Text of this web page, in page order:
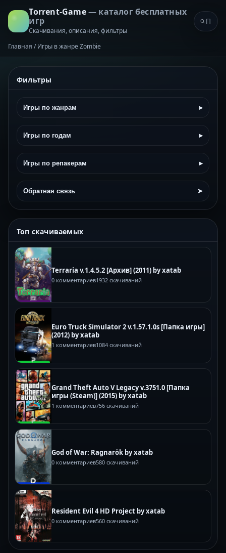
Torrent-Game— каталог бесплатных
игр
Скачивания, описания, фильтры
Главная / Игры в жанре Zombie
Фильтры
Игры по жанрам ▸
Игры по годам ▸
Игры по репакерам ▸
Обратная связь ➤
Топ скачиваемых
Terraria v.1.4.5.2 [Архив] (2011) by xatab
0 комментариев1932 скачиваний
Euro Truck Simulator 2 v.1.57.1.0s [Папка игры]
(2012) by xatab
1 комментариев1084 скачиваний
Grand Theft Auto V Legacy v.3751.0 [Папка
игры (Steam)] (2015) by xatab
1 комментариев756 скачиваний
God of War: Ragnarök by xatab
0 комментариев580 скачиваний
Resident Evil 4 HD Project by xatab
0 комментариев560 скачиваний